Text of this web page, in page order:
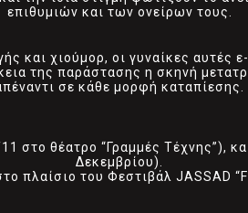
επιθυμιών και των ονείρων τους.
και χιούμορ, οι γυναίκες αυτές
της παράστασης η σκηνή
σε κάθε μορφή καταπίεσης.
στο θέατρο “Γραμμές Τέχνης”),
Δεκεμβρίου).
πλαίσιο του Φεστιβάλ JASSAD